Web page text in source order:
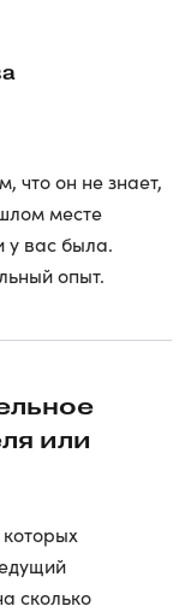
что он не знает,
месте
у вас была.
опыт.
или
сколько